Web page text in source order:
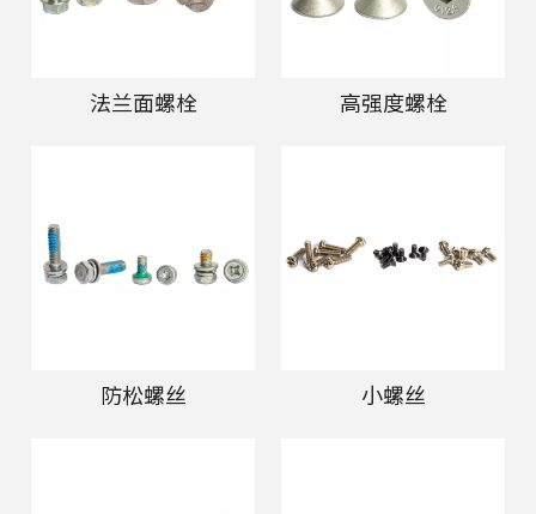
法兰面螺栓 高强度螺栓
防松螺丝 小螺丝